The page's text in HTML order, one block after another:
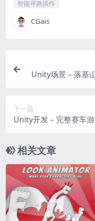
智能寻路插件
CGais
Unity场景 – 落基
下一篇
Unity开发 – 完整赛车
相关文章